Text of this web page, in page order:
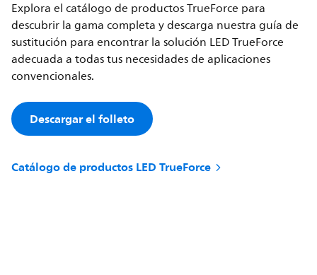
Explora el catálogo de productos TrueForce para
descubrir la gama completa y descarga nuestra guía de
sustitución para encontrar la solución LED TrueForce
adecuada a todas tus necesidades de aplicaciones
convencionales.
Descargar el folleto
Catálogo de productos LED TrueForce